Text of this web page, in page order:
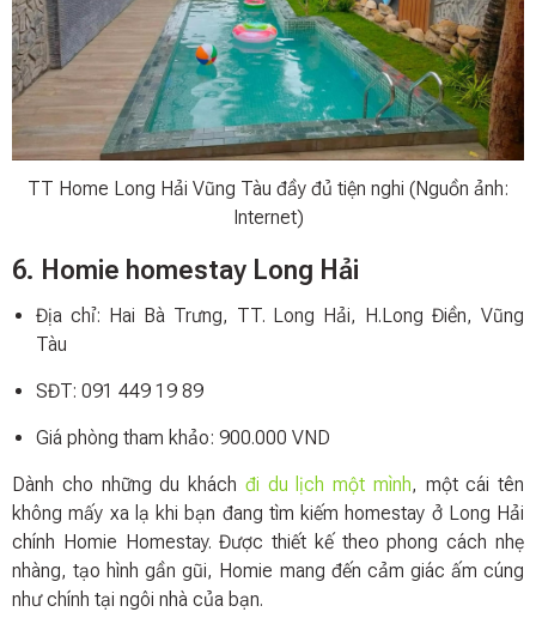
TT Home Long Hải Vũng Tàu đầy đủ tiện nghi (Nguồn ảnh:
Internet)
6. Homie homestay Long Hải
Địa chỉ: Hai Bà Trưng, TT. Long Hải, H.Long Điền, Vũng
Tàu
SĐT: 091 449 19 89
Giá phòng tham khảo: 900.000 VND
Dành cho những du khách đi du lịch một mình, một cái tên
không mấy xa lạ khi bạn đang tìm kiếm homestay ở Long Hải
chính Homie Homestay. Được thiết kế theo phong cách nhẹ
nhàng, tạo hình gần gũi, Homie mang đến cảm giác ấm cúng
như chính tại ngôi nhà của bạn.